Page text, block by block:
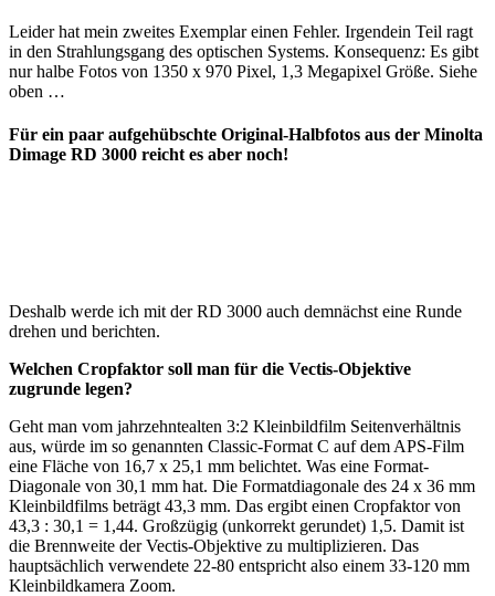
Leider hat mein zweites Exemplar einen Fehler. Irgendein Teil ragt
in den Strahlungsgang des optischen Systems. Konsequenz: Es gibt
nur halbe Fotos von 1350 x 970 Pixel, 1,3 Megapixel Größe. Siehe
oben …
Für ein paar aufgehübschte Original-Halbfotos aus der Minolta
Dimage RD 3000 reicht es aber noch!
Deshalb werde ich mit der RD 3000 auch demnächst eine Runde
drehen und berichten.
Welchen Cropfaktor soll man für die Vectis-Objektive
zugrunde legen?
Geht man vom jahrzehntealten 3:2 Kleinbildfilm Seitenverhältnis
aus, würde im so genannten Classic-Format C auf dem APS-Film
eine Fläche von 16,7 x 25,1 mm belichtet. Was eine Format-
Diagonale von 30,1 mm hat. Die Formatdiagonale des 24 x 36 mm
Kleinbildfilms beträgt 43,3 mm. Das ergibt einen Cropfaktor von
43,3 : 30,1 = 1,44. Großzügig (unkorrekt gerundet) 1,5. Damit ist
die Brennweite der Vectis-Objektive zu multiplizieren. Das
hauptsächlich verwendete 22-80 entspricht also einem 33-120 mm
Kleinbildkamera Zoom.